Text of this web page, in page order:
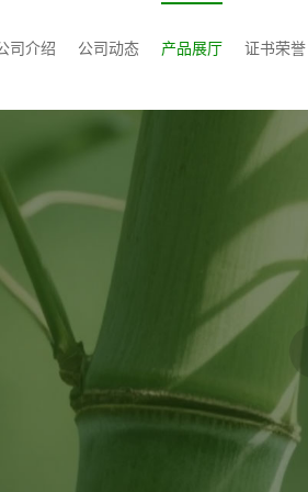
司介绍 公司动态 产品展厅 证书荣誉